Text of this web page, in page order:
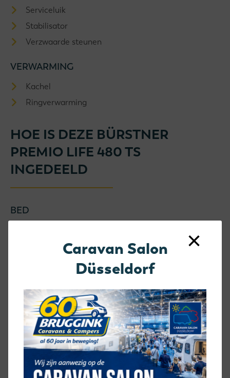
Serviceluik
Stabilisator
Verzwaarde steunen
VERWARMING
Kachel
Ringverwarming
HOE IS DEZE BÜRSTNER
PREMIO LIFE 480 TS
INGEDEELD
BED
SANITAIR
hoek-opstelling
ZIT
zijzitgroep
Caravan Salon
Düsseldorf
×